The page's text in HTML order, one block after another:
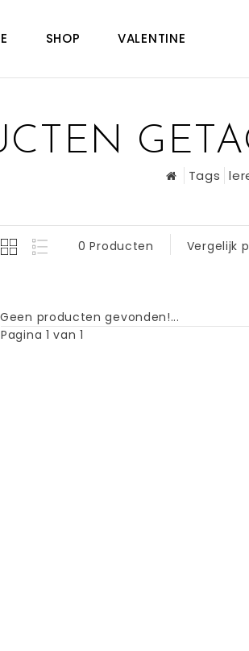
SHOP VALENTINE
Tags
0 Producten Vergelijk
Geen producten gevonden!...
Pagina 1 van 1